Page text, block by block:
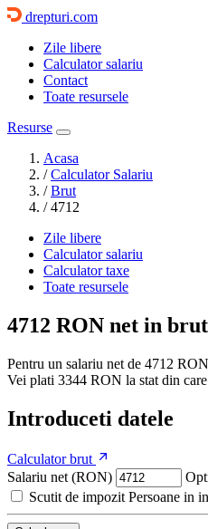
drepturi.com
Zile libere
Calculator salariu
Contact
Toate resursele
Resurse
Acasa
/ Calculator Salariu
/ Brut
/ 4712
Zile libere
Calculator salariu
Calculator taxe
Toate resursele
4712 RON net in brut
Pentru un salariu net de 4712
Vei plati 3344 RON la stat din care
Introduceti datele
Calculator brut
Salariu net (RON)
Scutit de impozit Persoane in